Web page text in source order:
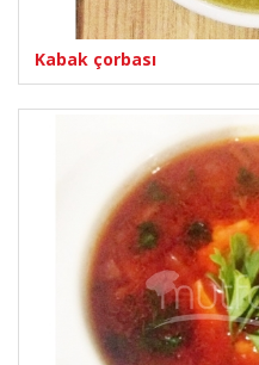
Kabak çorbası